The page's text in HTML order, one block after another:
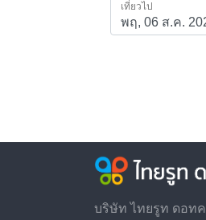
เที่ยวไป
บริษัท ไทยรูท ดอท